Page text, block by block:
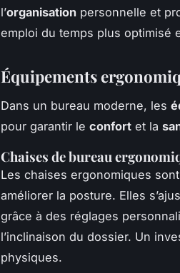
l’organisation personnelle et
emploi du temps plus optimisé
Équipements
Dans un bureau moderne, les
pour garantir le confort et la
Chaises de bureau
Les chaises ergonomiques
améliorer la posture. Elles
grâce à des réglages
l’inclinaison du dossier. Un
physiques.